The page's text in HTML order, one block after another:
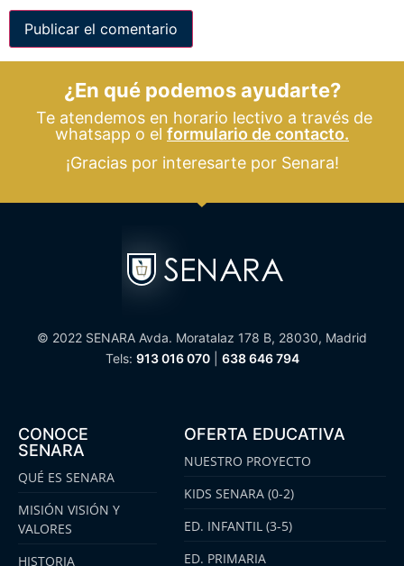
¿En qué podemos ayudarte?
Te atendemos en horario lectivo a través de
whatsapp o el formulario de contacto.
¡Gracias por interesarte por Senara!
© 2022 SENARA Avda. Moratalaz 178 B, 28030, Madrid
Tels: 913 016 070| 638 646 794
CONOCE
SENARA
QUÉ ES SENARA
MISIÓN VISIÓN Y
VALORES
HISTORIA
OFERTA EDUCATIVA
NUESTRO PROYECTO
KIDS SENARA (0-2)
ED. INFANTIL (3-5)
ED. PRIMARIA